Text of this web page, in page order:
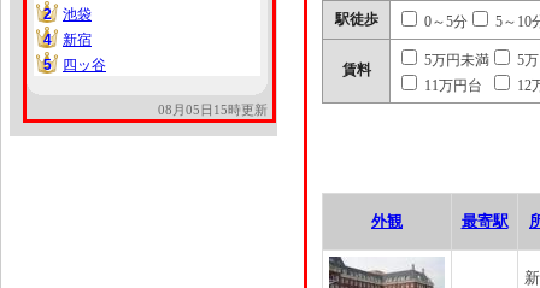
2
2
池袋
4
4
新宿
5
5 四ッ谷
08月05日15時更新
駅徒歩 0～5分 5～10
賃料
5万円未満
5
11万円台
12
外観 最寄駅